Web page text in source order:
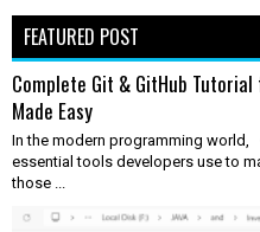
FEATURED POST
Complete Git & GitHub
Made Easy
In the modern programming
essential tools developers use to
those ...